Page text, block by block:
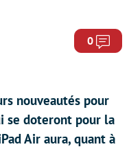
0
nouveautés pour
se doteront pour la
Air aura, quant à